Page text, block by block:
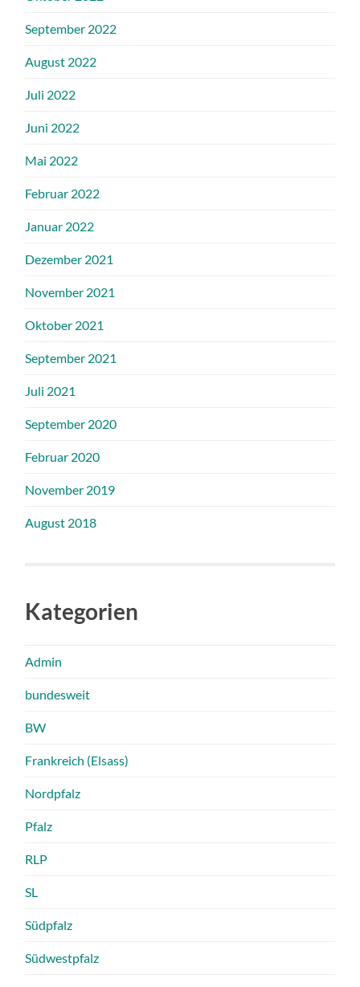
September 2022
August 2022
Juli 2022
Juni 2022
Mai 2022
Februar 2022
Januar 2022
Dezember 2021
November 2021
Oktober 2021
September 2021
Juli 2021
September 2020
Februar 2020
November 2019
August 2018
Kategorien
Admin
bundesweit
BW
Frankreich (Elsass)
Nordpfalz
Pfalz
RLP
SL
Südpfalz
Südwestpfalz